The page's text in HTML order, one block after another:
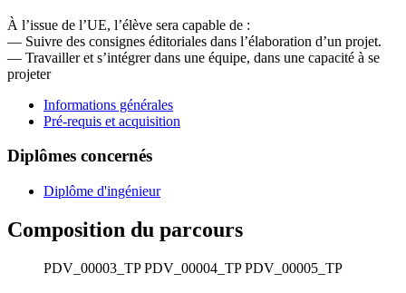
À l’issue de l’UE, l’élève sera capable de :
— Suivre des consignes éditoriales dans l’élaboration d’un projet.
— Travailler et s’intégrer dans une équipe, dans une capacité à se
projeter
Informations générales
Pré-requis et acquisition
Diplômes concernés
Diplôme d'ingénieur
Composition du parcours
PDV_00003_TP PDV_00004_TP PDV_00005_TP